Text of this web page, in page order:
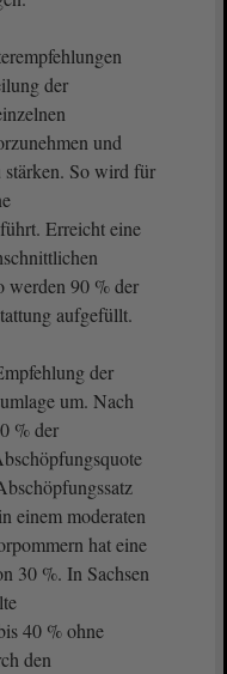
der
und
So wird für
Erreicht eine
werden 90 % der
aufgefüllt.
der
um. Nach
% der
einem moderaten
hat eine
30 %. In Sachsen
40 % ohne
den